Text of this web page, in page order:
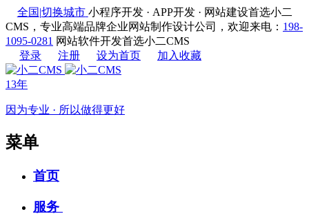
全国|切换城市 小程序开发 · APP开发 · 网站建设首选小二
CMS，专业高端品牌企业网站制作设计公司，欢迎来电： 198-
1095-0281 网站软件开发首选小二CMS
登录
注册 设为首页 加入收藏
13年
因为专业 · 所以做得更好
菜单
首页
服务